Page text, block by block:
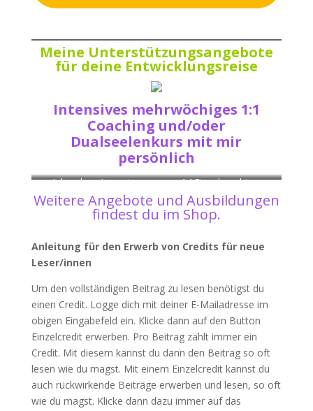
Meine Unterstützungsangebote
für deine Entwicklungsreise
Intensives mehrwöchiges 1:1
Coaching und/oder
Dualseelenkurs mit mir
persönlich
Jahreskurs Intensiv 1:1 Einzelcoaching
Weitere Angebote und Ausbildungen
findest du im Shop.
Anleitung für den Erwerb von Credits für neue
Leser/innen
Um den vollständigen Beitrag zu lesen benötigst du
einen Credit. Logge dich mit deiner E-Mailadresse im
obigen Eingabefeld ein. Klicke dann auf den Button
Einzelcredit erwerben. Pro Beitrag zählt immer ein
Credit. Mit diesem kannst du dann den Beitrag so oft
lesen wie du magst. Mit einem Einzelcredit kannst du
auch rückwirkende Beiträge erwerben und lesen, so oft
wie du magst. Klicke dann dazu immer auf das